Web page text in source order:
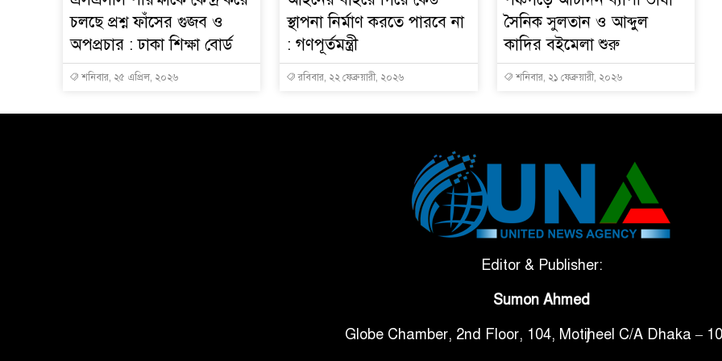
চলছে প্রশ্ন ফাঁসের গুজব ও
অপপ্রচার : ঢাকা শিক্ষা বোর্ড
শনিবার, ২৫ এপ্রিল, ২০২৬
স্থাপনা নির্মাণ করতে পারবে না
: গণপূর্তমন্ত্রী
রবিবার, ২২ ফেব্রুয়ারী, ২০২৬
সৈনিক সুলতান ও আব্দুল
কাদির বইমেলা শুরু
শনিবার, ২১ ফেব্রুয়ারী, ২০২৬
Editor & Publisher:
Sumon Ahmed
Globe Chamber, 2nd Floor, 104, Motijheel C/A Dhaka –